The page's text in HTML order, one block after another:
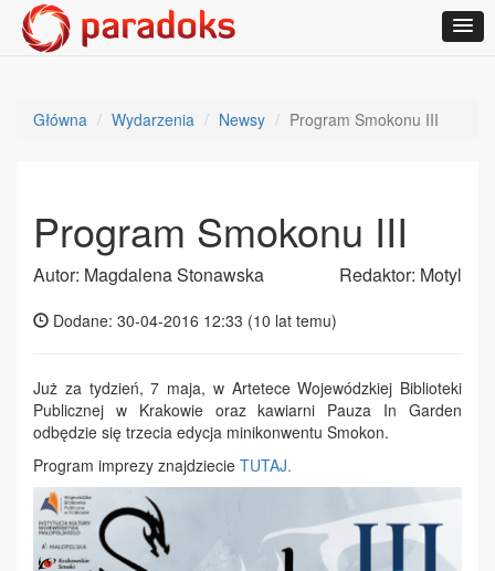
Główna Wydarzenia Newsy Program Smokonu III
Program Smokonu III
Autor: Magdalena Stonawska Redaktor: Motyl
Dodane: 30-04-2016 12:33 (10 lat temu)
Już za tydzień, 7 maja, w Artetece Wojewódzkiej Biblioteki
Publicznej w Krakowie oraz kawiarni Pauza In Garden
odbędzie się trzecia edycja minikonwentu Smokon.
Program imprezy znajdziecie TUTAJ.